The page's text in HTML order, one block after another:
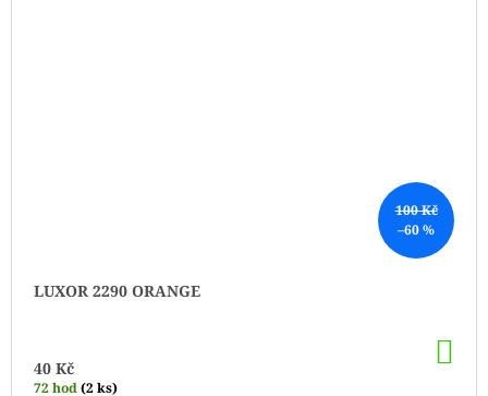
100 Kč
–60 %
LUXOR 2290 ORANGE
40 Kč
72 hod(2 ks)